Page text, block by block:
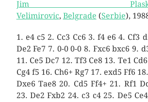
Jim
Velimirovic, Belgrade (Serbie),
1. e4 c5 2. Cc3 Cc6 3. f4 e6 4. Cf3
De2 Fe7 7. 0-0 0-0 8. Fxc6 bxc6 9.
11. Ce5 Dc7 12. Tf3 Ce8 13. Te1
Cg4 f5 16. Ch6+ Rg7 17. exd5 Ff6
Dxe6 Tae8 20. Cd5 Ff4+ 21. Rf1
23. De2 Fxb2 24. c3 c4 25. De5